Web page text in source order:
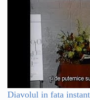
Diavolul in fata